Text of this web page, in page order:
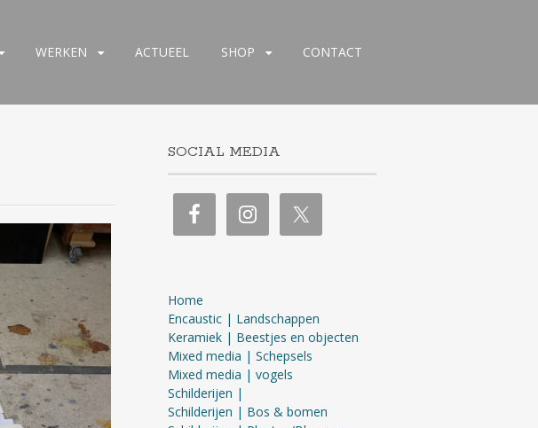
WERKEN ACTUEEL SHOP CONTACT
SOCIAL MEDIA
Home
Encaustic | Landschappen
Keramiek | Beestjes en objecten
Mixed media | Schepsels
Mixed media | vogels
Schilderijen |
Schilderijen | Bos & bomen